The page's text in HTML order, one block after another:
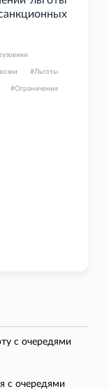
Льготы
Ограничения
с очередями
с очередями